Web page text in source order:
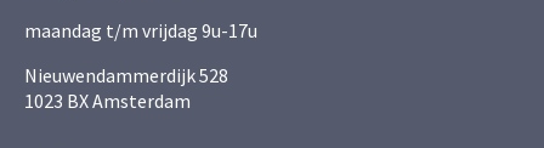
maandag t/m vrijdag 9u-17u
Nieuwendammerdijk 528
1023 BX Amsterdam